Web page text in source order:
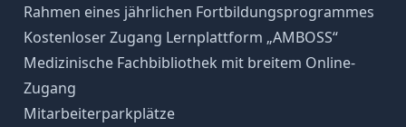
Rahmen eines jährlichen Fortbildungsprogrammes
Kostenloser Zugang Lernplattform „AMBOSS“
Medizinische Fachbibliothek mit breitem Online-
Zugang
Mitarbeiterparkplätze